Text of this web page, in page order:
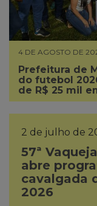
4 DE AGOSTO DE
Prefeitura de
do futebol
de R$ 25 mil
2 de julho de
57ª
abre
cavalgada
2026